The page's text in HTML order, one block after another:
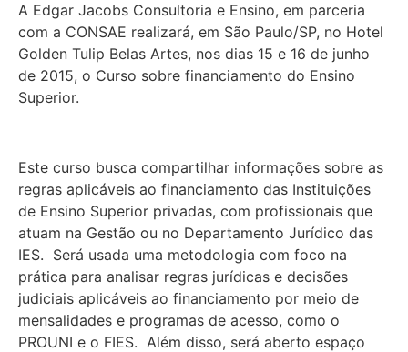
A Edgar Jacobs Consultoria e Ensino, em parceria
com a CONSAE realizará, em São Paulo/SP, no Hotel
Golden Tulip Belas Artes, nos dias 15 e 16 de junho
de 2015, o Curso sobre financiamento do Ensino
Superior.
Este curso busca compartilhar informações sobre as
regras aplicáveis ao financiamento das Instituições
de Ensino Superior privadas, com profissionais que
atuam na Gestão ou no Departamento Jurídico das
IES. Será usada uma metodologia com foco na
prática para analisar regras jurídicas e decisões
judiciais aplicáveis ao financiamento por meio de
mensalidades e programas de acesso, como o
PROUNI e o FIES. Além disso, será aberto espaço